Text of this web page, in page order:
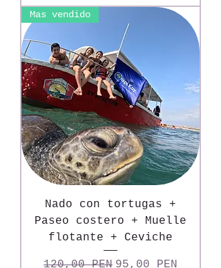
Mas vendido
Nado con tortugas +
Paseo costero + Muelle
flotante + Ceviche
Precio
120,00 PEN Precio de oferta
95,00 PEN